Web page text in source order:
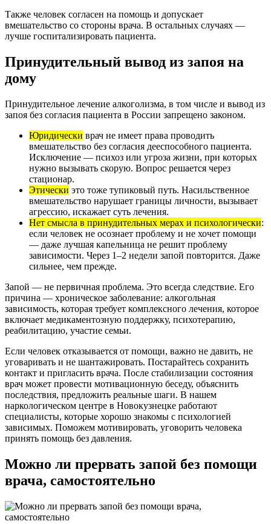
Также человек согласен на помощь и допускает
вмешательство со стороны врача. В остальных случаях —
лучше госпитализировать пациента.
Принудительный вывод из запоя на
дому
Принудительное лечение алкоголизма, в том числе и вывод из
запоя без согласия пациента в России запрещено законом.
Юридически врач не имеет права проводить
вмешательство без согласия дееспособного пациента.
Исключение — психоз или угроза жизни, при которых
нужно вызывать скорую. Вопрос решается через
стационар.
Этически это тоже тупиковый путь. Насильственное
вмешательство нарушает границы личности, вызывает
агрессию, искажает суть лечения.
Нет смысла в принудительных мерах и психологически:
если человек не осознает проблему и не хочет помощи
— даже лучшая капельница не решит проблему
зависимости. Через 1–2 недели запой повторится. Даже
сильнее, чем прежде.
Запой — не первичная проблема. Это всегда следствие. Его
причина — хроническое заболевание: алкогольная
зависимость, которая требует комплексного лечения, которое
включает медикаментозную поддержку, психотерапию,
реабилитацию, участие семьи.
Если человек отказывается от помощи, важно не давить, не
уговаривать и не шантажировать. Постарайтесь сохранить
контакт и пригласить врача. После стабилизации состояния
врач может провести мотивационную беседу, объяснить
последствия, предложить реальные шаги. В нашем
наркологическом центре в Новокузнецке работают
специалисты, которые хорошо знакомы с психологией
зависимых. Поможем мотивировать, уговорить человека
принять помощь без давления.
Можно ли прервать запой без помощи
врача, самостоятельно